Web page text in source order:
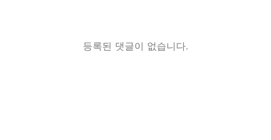
등록된 댓글이 없습니다.